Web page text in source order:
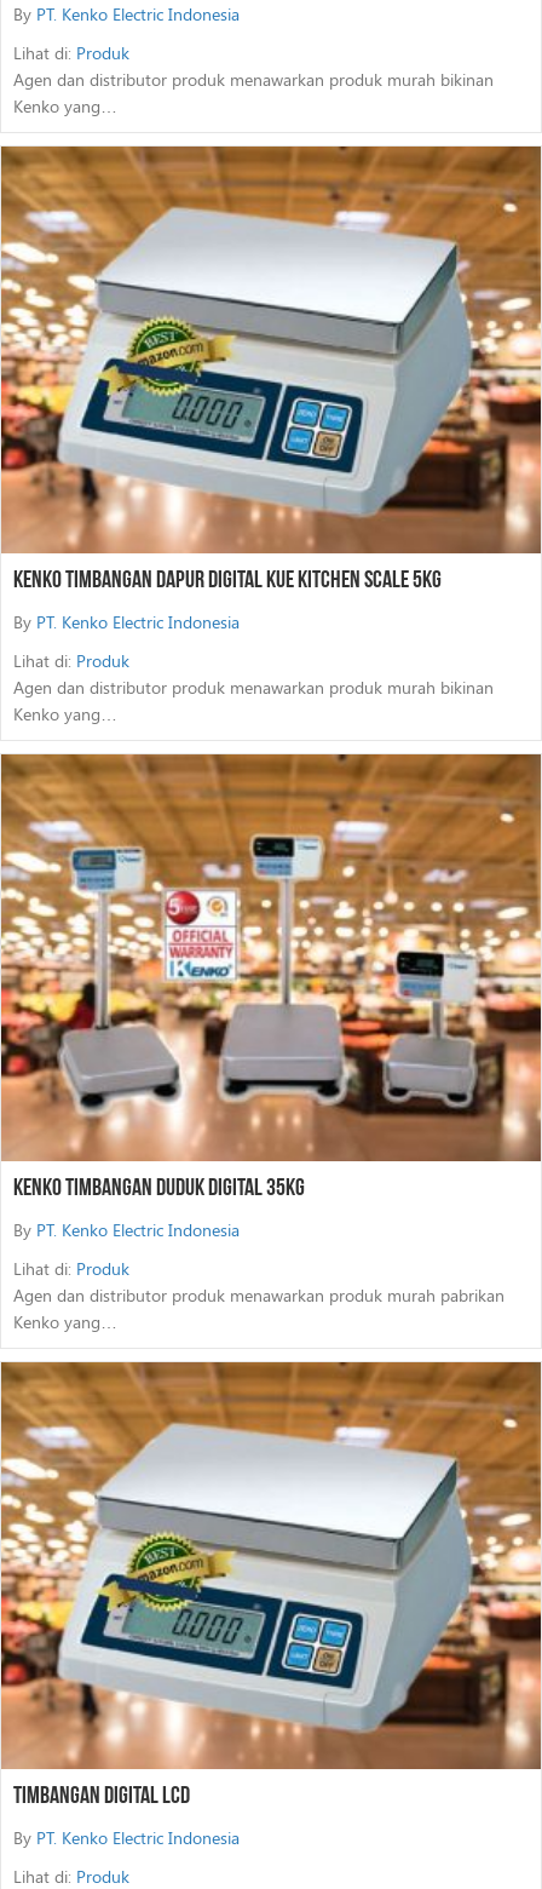
By PT. Kenko Electric Indonesia
Lihat di: Produk
Agen dan distributor produk menawarkan produk murah bikinan
Kenko yang…
Kenko Timbangan Dapur Digital Kue Kitchen Scale 5Kg
By PT. Kenko Electric Indonesia
Lihat di: Produk
Agen dan distributor produk menawarkan produk murah bikinan
Kenko yang…
Kenko Timbangan Duduk Digital 35Kg
By PT. Kenko Electric Indonesia
Lihat di: Produk
Agen dan distributor produk menawarkan produk murah pabrikan
Kenko yang…
Timbangan Digital Lcd
By PT. Kenko Electric Indonesia
Lihat di: Produk